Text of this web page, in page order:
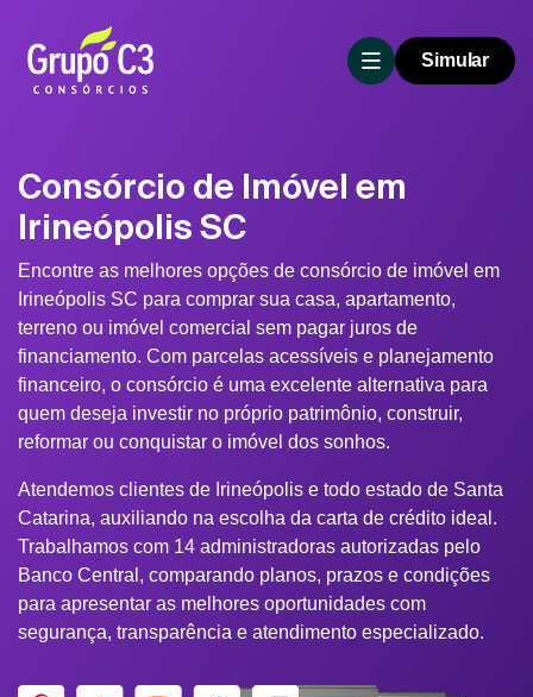
Simular
Consórcio de Imóvel em
Irineópolis SC
Encontre as melhores opções de consórcio de imóvel em
Irineópolis SC para comprar sua casa, apartamento,
terreno ou imóvel comercial sem pagar juros de
financiamento. Com parcelas acessíveis e planejamento
financeiro, o consórcio é uma excelente alternativa para
quem deseja investir no próprio patrimônio, construir,
reformar ou conquistar o imóvel dos sonhos.
Atendemos clientes de Irineópolis e todo estado de Santa
Catarina, auxiliando na escolha da carta de crédito ideal.
Trabalhamos com 14 administradoras autorizadas pelo
Banco Central, comparando planos, prazos e condições
para apresentar as melhores oportunidades com
segurança, transparência e atendimento especializado.